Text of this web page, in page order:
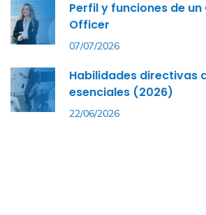
Perfil y funciones de un
Officer
07/07/2026
Habilidades directivas
esenciales (2026)
22/06/2026